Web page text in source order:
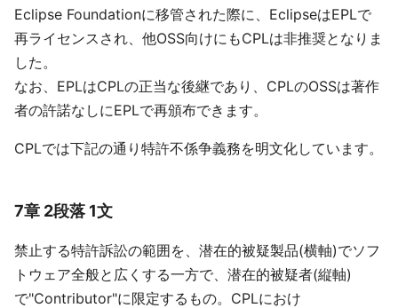
Eclipse Foundationに移管された際に、EclipseはEPLで
再ライセンスされ、他OSS向けにもCPLは非推奨となりま
した。
なお、EPLはCPLの正当な後継であり、CPLのOSSは著作
者の許諾なしにEPLで再頒布できます。
CPLでは下記の通り特許不係争義務を明文化しています。
7章 2段落 1文
禁止する特許訴訟の範囲を、潜在的被疑製品(横軸)でソフ
トウェア全般と広くする一方で、潜在的被疑者(縦軸)
で"Contributor"に限定するもの。CPLにおけ